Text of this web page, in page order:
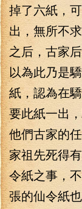
掉了六紙，
出，無所不
之后，古家
以為此乃是
紙，認為在
要此紙一出
他們古家的
家祖先死得
令紙之事，
張的仙令紙